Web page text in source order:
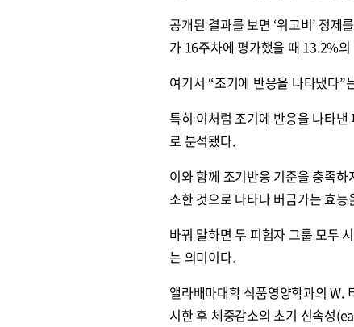
공개된 결과를 보면 ‘위고비’ 정
가 16주차에 평가했을 때 13.2%
여기서 “조기에 반응을 나타냈다
특히 이처럼 조기에 반응을 나타
로 분석됐다.
이와 함께 조기반응 기준을 충족
소한 것으로 나타나 버금가는 효
바꿔 말하면 두 피험자 그룹 모두
는 의미이다.
앨라배마대학 식품영양학과의 W.
시한 후 체중감소의 초기 신속성